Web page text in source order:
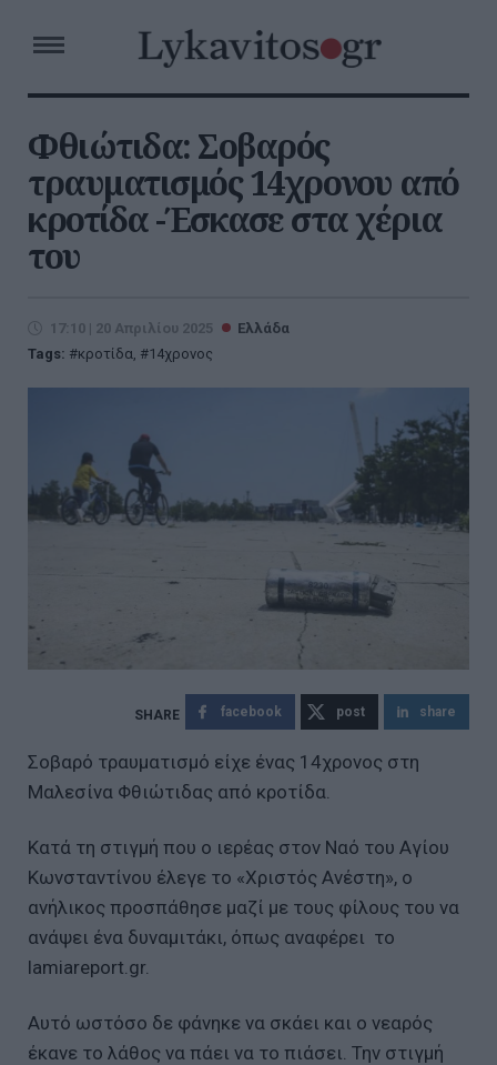
Φθιώτιδα: Σοβαρός
τραυματισμός 14χρονου από
κροτίδα -Έσκασε στα χέρια
του
17:10 | 20 Απριλίου 2025
Ελλάδα
Tags:
κροτίδα, 14χρονος
facebook post share
Σοβαρό τραυματισμό είχε ένας 14χρονος στη
Μαλεσίνα Φθιώτιδας από κροτίδα.
Κατά τη στιγμή που ο ιερέας στον Ναό του Αγίου
Κωνσταντίνου έλεγε το «Χριστός Ανέστη», ο
ανήλικος προσπάθησε μαζί με τους φίλους του να
ανάψει ένα δυναμιτάκι, όπως αναφέρει το
lamiareport.gr.
Αυτό ωστόσο δε φάνηκε να σκάει και ο νεαρός
έκανε το λάθος να πάει να το πιάσει. Την στιγμή